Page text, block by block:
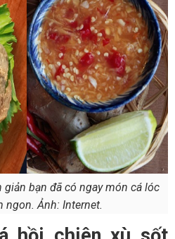
bạn đã có ngay món cá lóc
ngon. Ảnh: Internet.